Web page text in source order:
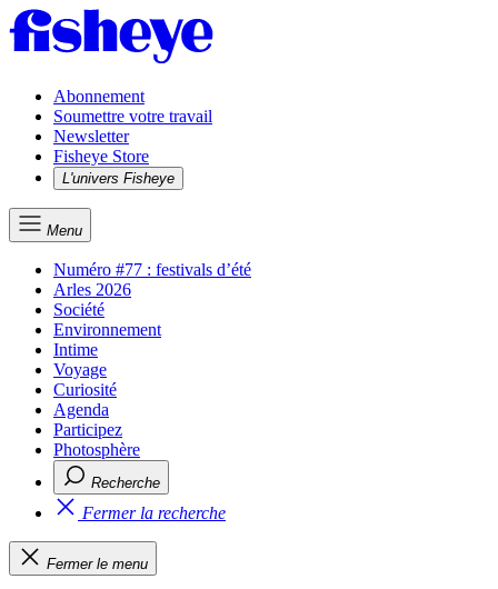
Abonnement
Soumettre votre travail
Newsletter
Fisheye Store
L'univers Fisheye
Menu
Numéro #77 : festivals d’été
Arles 2026
Société
Environnement
Intime
Voyage
Curiosité
Agenda
Participez
Photosphère
Recherche
Fermer la recherche
Fermer le menu